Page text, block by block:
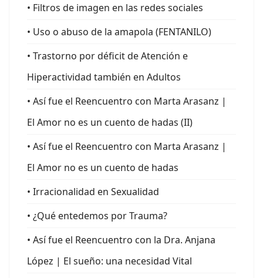
• Filtros de imagen en las redes sociales
• Uso o abuso de la amapola (FENTANILO)
• Trastorno por déficit de Atención e
Hiperactividad también en Adultos
• Así fue el Reencuentro con Marta Arasanz |
El Amor no es un cuento de hadas (II)
• Así fue el Reencuentro con Marta Arasanz |
El Amor no es un cuento de hadas
• Irracionalidad en Sexualidad
• ¿Qué entedemos por Trauma?
• Así fue el Reencuentro con la Dra. Anjana
López | El sueño: una necesidad Vital